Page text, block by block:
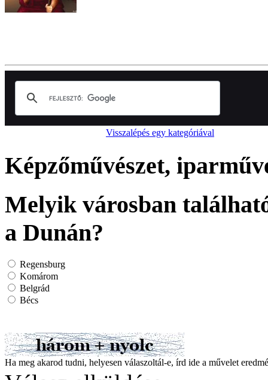
Visszalépés egy kategóriával
Képzőművészet,
Melyik városban
a Dunán?
Regensburg
Komárom
Belgrád
Bécs
Ha meg akarod tudni, helyesen válaszoltál-e, írd ide a művelet